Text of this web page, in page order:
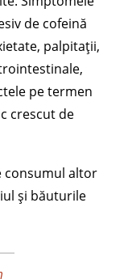
de cofeină
palpitații,
pe termen
crescut de
consumul altor
și băuturile